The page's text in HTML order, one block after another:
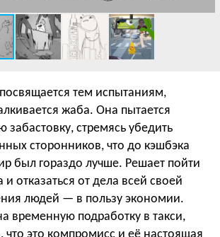
тем испытаниям,
жаба. Она пытается
забастовку, стремясь убедить
сторонников, что до кэшбэка
был гораздо лучше. Решает пойти
и отказаться от дела всей своей
людей — в пользу экономии.
временную подработку в такси,